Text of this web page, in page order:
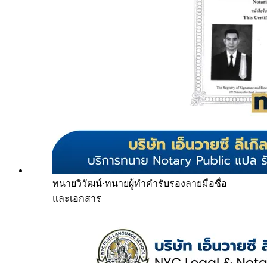
ทนายวิวัฒน์·ทนายผู้ทำคำรับรองลายมือชื่อ
และเอกสาร